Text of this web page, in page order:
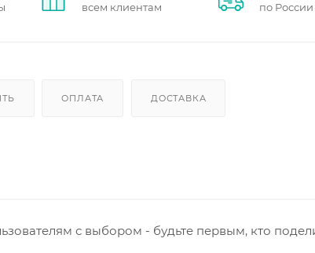
всем клиентам
по России
ОПЛАТА ДОСТАВКА
с выбором - будьте первым, кто